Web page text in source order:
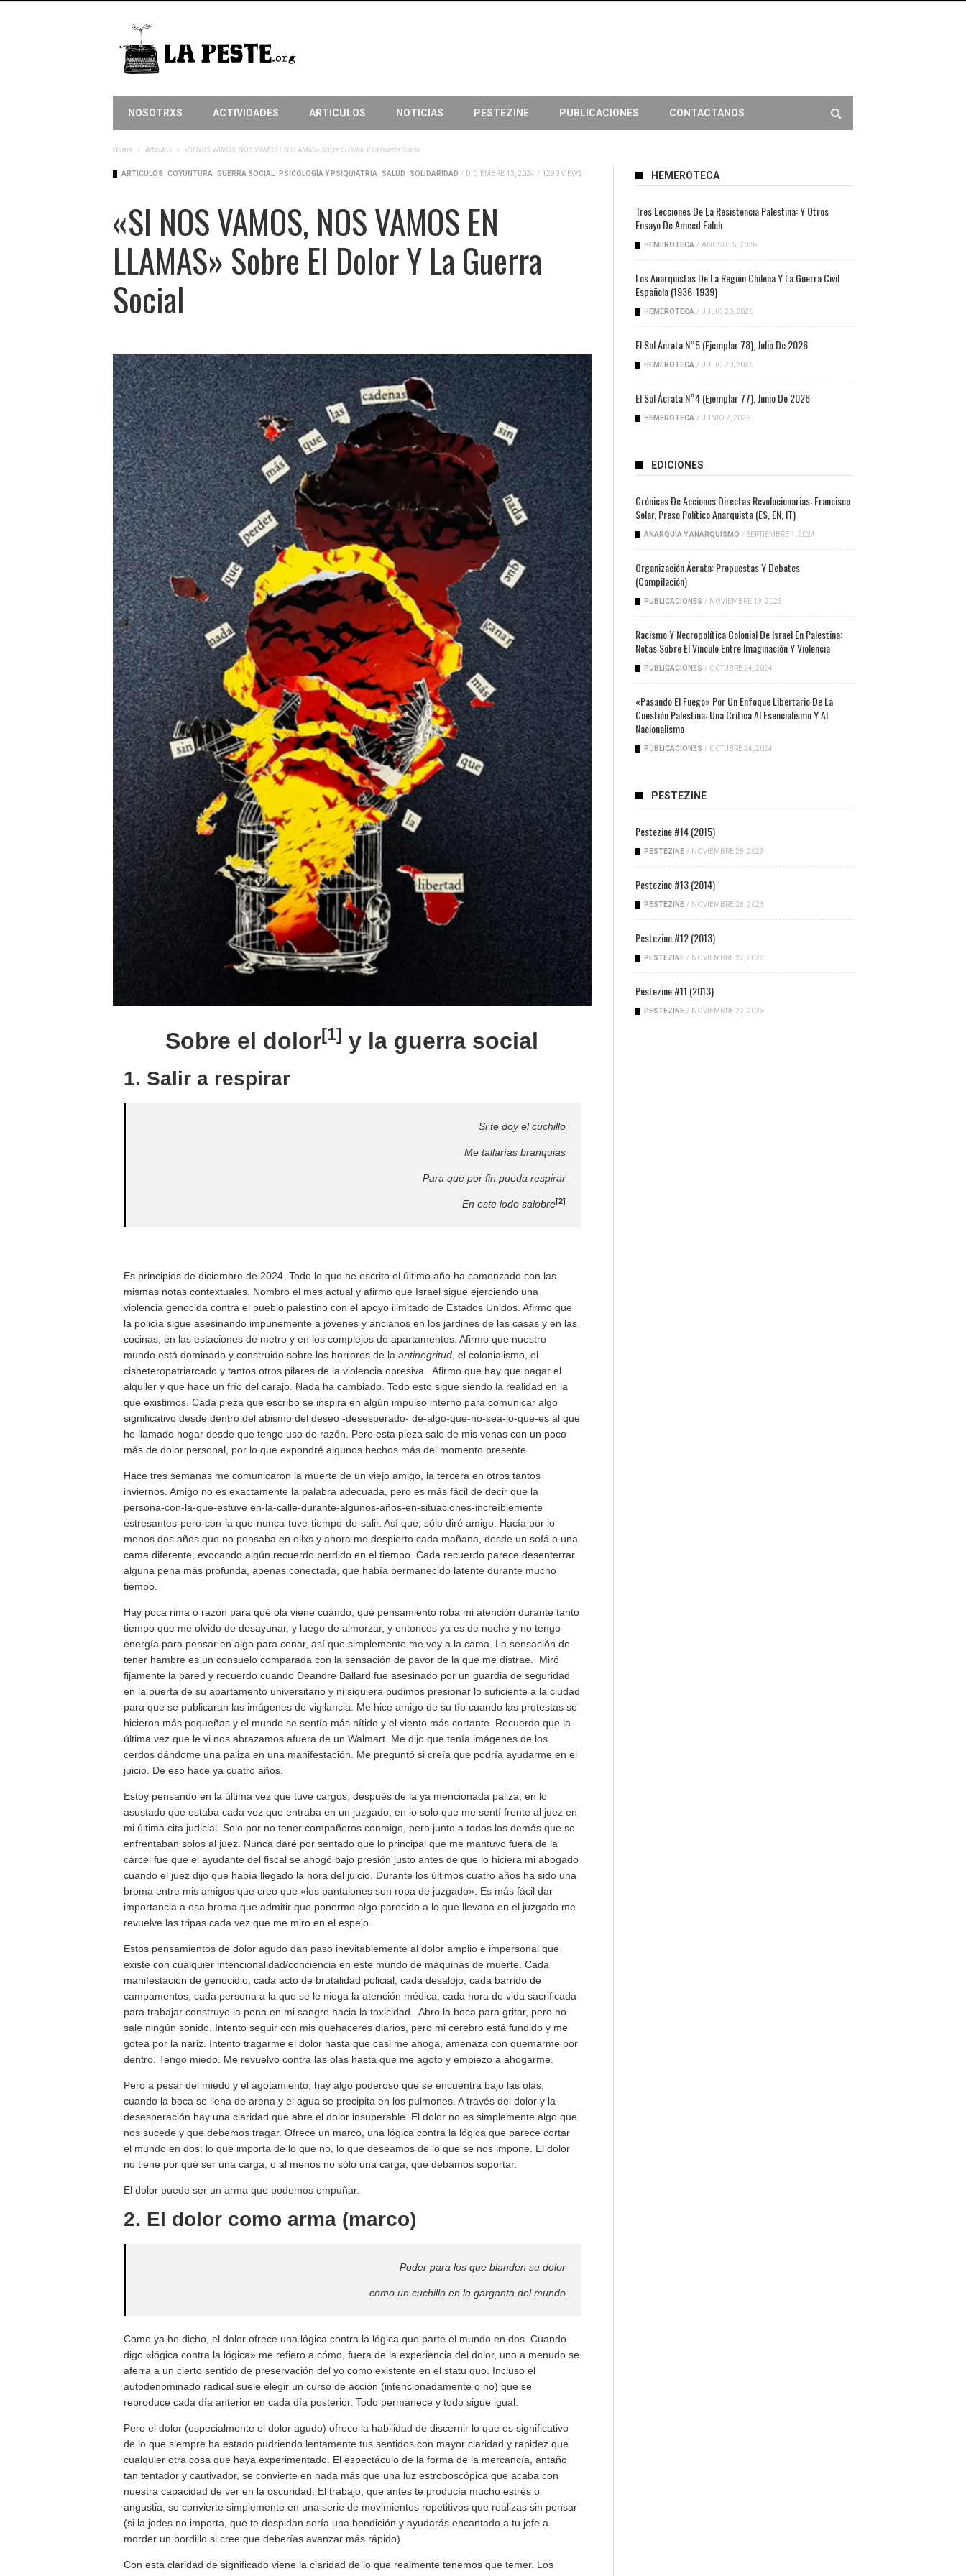
NOSOTRXS ACTIVIDADES ARTICULOS NOTICIAS PESTEZINE PUBLICACIONES CONTACTANOS
Home Articulos «SI NOS VAMOS, NOS VAMOS EN LLAMAS» Sobre El Dolor Y La Guerra Social
ARTICULOS COYUNTURA GUERRA SOCIAL PSICOLOGÍA Y PSIQUIATRIA SALUD SOLIDARIDAD / DICIEMBRE 13, 2024 / 1290 VIEWS
«SI NOS VAMOS, NOS VAMOS EN
LLAMAS» Sobre El Dolor Y La Guerra
Social
Sobre el dolor[1] y la guerra social
1. Salir a respirar
Si te doy el cuchillo
Me tallarías branquias
Para que por fin pueda respirar
En este lodo salobre[2]
Es principios de diciembre de 2024. Todo lo que he escrito el último año ha comenzado con las
mismas notas contextuales. Nombro el mes actual y afirmo que Israel sigue ejerciendo una
violencia genocida contra el pueblo palestino con el apoyo ilimitado de Estados Unidos. Afirmo que
la policía sigue asesinando impunemente a jóvenes y ancianos en los jardines de las casas y en las
cocinas, en las estaciones de metro y en los complejos de apartamentos. Afirmo que nuestro
mundo está dominado y construido sobre los horrores de la antinegritud , el colonialismo, el
cisheteropatriarcado y tantos otros pilares de la violencia opresiva. Afirmo que hay que pagar el
alquiler y que hace un frío del carajo. Nada ha cambiado. Todo esto sigue siendo la realidad en la
que existimos. Cada pieza que escribo se inspira en algún impulso interno para comunicar algo
significativo desde dentro del abismo del deseo -desesperado- de-algo-que-no-sea-lo-que-es al que
he llamado hogar desde que tengo uso de razón. Pero esta pieza sale de mis venas con un poco
más de dolor personal, por lo que expondré algunos hechos más del momento presente.
Hace tres semanas me comunicaron la muerte de un viejo amigo, la tercera en otros tantos
inviernos. Amigo no es exactamente la palabra adecuada, pero es más fácil de decir que la
persona-con-la-que-estuve en-la-calle-durante-algunos-años-en-situaciones-increíblemente
estresantes-pero-con-la que-nunca-tuve-tiempo-de-salir. Así que, sólo diré amigo. Hacía por lo
menos dos años que no pensaba en ellxs y ahora me despierto cada mañana, desde un sofá o una
cama diferente, evocando algún recuerdo perdido en el tiempo. Cada recuerdo parece desenterrar
alguna pena más profunda, apenas conectada, que había permanecido latente durante mucho
tiempo.
Hay poca rima o razón para qué ola viene cuándo, qué pensamiento roba mi atención durante tanto
tiempo que me olvido de desayunar, y luego de almorzar, y entonces ya es de noche y no tengo
energía para pensar en algo para cenar, así que simplemente me voy a la cama. La sensación de
tener hambre es un consuelo comparada con la sensación de pavor de la que me distrae. Miró
fijamente la pared y recuerdo cuando Deandre Ballard fue asesinado por un guardia de seguridad
en la puerta de su apartamento universitario y ni siquiera pudimos presionar lo suficiente a la ciudad
para que se publicaran las imágenes de vigilancia. Me hice amigo de su tío cuando las protestas se
hicieron más pequeñas y el mundo se sentía más nítido y el viento más cortante. Recuerdo que la
última vez que le vi nos abrazamos afuera de un Walmart. Me dijo que tenía imágenes de los
cerdos dándome una paliza en una manifestación. Me preguntó si creía que podría ayudarme en el
juicio. De eso hace ya cuatro años.
Estoy pensando en la última vez que tuve cargos, después de la ya mencionada paliza; en lo
asustado que estaba cada vez que entraba en un juzgado; en lo solo que me sentí frente al juez en
mi última cita judicial. Solo por no tener compañeros conmigo, pero junto a todos los demás que se
enfrentaban solos al juez. Nunca daré por sentado que lo principal que me mantuvo fuera de la
cárcel fue que el ayudante del fiscal se ahogó bajo presión justo antes de que lo hiciera mi abogado
cuando el juez dijo que había llegado la hora del juicio. Durante los últimos cuatro años ha sido una
broma entre mis amigos que creo que «los pantalones son ropa de juzgado». Es más fácil dar
importancia a esa broma que admitir que ponerme algo parecido a lo que llevaba en el juzgado me
revuelve las tripas cada vez que me miro en el espejo.
Estos pensamientos de dolor agudo dan paso inevitablemente al dolor amplio e impersonal que
existe con cualquier intencionalidad/conciencia en este mundo de máquinas de muerte. Cada
manifestación de genocidio, cada acto de brutalidad policial, cada desalojo, cada barrido de
campamentos, cada persona a la que se le niega la atención médica, cada hora de vida sacrificada
para trabajar construye la pena en mi sangre hacia la toxicidad. Abro la boca para gritar, pero no
sale ningún sonido. Intento seguir con mis quehaceres diarios, pero mi cerebro está fundido y me
gotea por la nariz. Intento tragarme el dolor hasta que casi me ahoga, amenaza con quemarme por
dentro. Tengo miedo. Me revuelvo contra las olas hasta que me agoto y empiezo a ahogarme.
Pero a pesar del miedo y el agotamiento, hay algo poderoso que se encuentra bajo las olas,
cuando la boca se llena de arena y el agua se precipita en los pulmones. A través del dolor y la
desesperación hay una claridad que abre el dolor insuperable. El dolor no es simplemente algo que
nos sucede y que debemos tragar. Ofrece un marco, una lógica contra la lógica que parece cortar
el mundo en dos: lo que importa de lo que no, lo que deseamos de lo que se nos impone. El dolor
no tiene por qué ser una carga, o al menos no sólo una carga, que debamos soportar.
El dolor puede ser un arma que podemos empuñar.
2. El dolor como arma (marco)
Poder para los que blanden su dolor
como un cuchillo en la garganta del mundo
Como ya he dicho, el dolor ofrece una lógica contra la lógica que parte el mundo en dos. Cuando
digo «lógica contra la lógica» me refiero a cómo, fuera de la experiencia del dolor, uno a menudo se
aferra a un cierto sentido de preservación del yo como existente en el statu quo. Incluso el
autodenominado radical suele elegir un curso de acción (intencionadamente o no) que se
reproduce cada día anterior en cada día posterior. Todo permanece y todo sigue igual.
Pero el dolor (especialmente el dolor agudo) ofrece la habilidad de discernir lo que es significativo
de lo que siempre ha estado pudriendo lentamente tus sentidos con mayor claridad y rapidez que
cualquier otra cosa que haya experimentado. El espectáculo de la forma de la mercancía, antaño
tan tentador y cautivador, se convierte en nada más que una luz estroboscópica que acaba con
nuestra capacidad de ver en la oscuridad. El trabajo, que antes te producía mucho estrés o
angustia, se convierte simplemente en una serie de movimientos repetitivos que realizas sin pensar
(si la jodes no importa, que te despidan sería una bendición y ayudarás encantado a tu jefe a
morder un bordillo si cree que deberías avanzar más rápido).
Con esta claridad de significado viene la claridad de lo que realmente tenemos que temer. Los
HEMEROTECA
Tres Lecciones De La Resistencia Palestina: Y Otros
Ensayo De Ameed Faleh
HEMEROTECA / AGOSTO 5, 2026
Los Anarquistas De La Región Chilena Y La Guerra Civil
Española (1936-1939)
HEMEROTECA / JULIO 20, 2026
El Sol Ácrata N°5 (ejemplar 78), Julio De 2026
HEMEROTECA / JULIO 20, 2026
El Sol Ácrata N°4 (ejemplar 77), Junio De 2026
HEMEROTECA / JUNIO 7, 2026
EDICIONES
Crónicas De Acciones Directas Revolucionarias: Francisco
Solar, Preso Político Anarquista (ES, EN, IT)
ANARQUÍA Y ANARQUISMO / SEPTIEMBRE 1, 2024
Organización Ácrata: Propuestas Y Debates
(compilación)
PUBLICACIONES / NOVIEMBRE 19, 2023
Racismo Y Necropolítica Colonial De Israel En Palestina:
Notas Sobre El Vínculo Entre Imaginación Y Violencia
PUBLICACIONES / OCTUBRE 24, 2024
«Pasando El Fuego» Por Un Enfoque Libertario De La
Cuestión Palestina: Una Crítica Al Esencialismo Y Al
Nacionalismo
PUBLICACIONES / OCTUBRE 24, 2024
PESTEZINE
Pestezine #14 (2015)
PESTEZINE / NOVIEMBRE 28, 2023
Pestezine #13 (2014)
PESTEZINE / NOVIEMBRE 28, 2023
Pestezine #12 (2013)
PESTEZINE / NOVIEMBRE 27, 2023
Pestezine #11 (2013)
PESTEZINE / NOVIEMBRE 22, 2023